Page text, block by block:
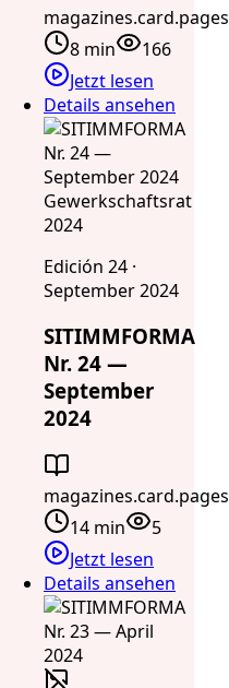
magazines.card.pages
8 min
166
Jetzt lesen
Details ansehen
Gewerkschaftsrat
2024
Edición 24 ·
September 2024
SITIMMFORMA
Nr. 24 —
September
2024
magazines.card.pages
14 min
5
Jetzt lesen
Details ansehen